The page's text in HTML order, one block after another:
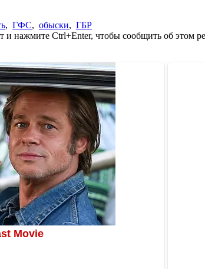
, ГФС, обыски, ГБР
нажмите Ctrl+Enter, чтобы сообщить об этом